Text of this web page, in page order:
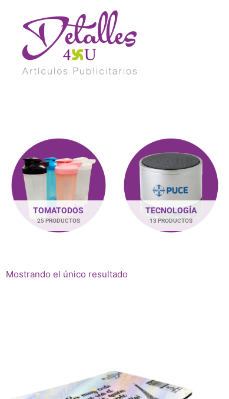
contenido
TOMATODOS
25 PRODUCTOS
TECNOLOGÍA
13 PRODUCTOS
Mostrando el único resultado